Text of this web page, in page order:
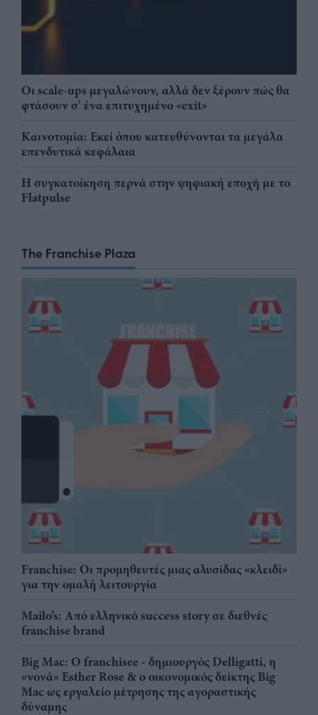
Οι scale-ups μεγαλώνουν, αλλά δεν ξέρουν πώς θα
φτάσουν σ' ένα επιτυχημένο «exit»
Καινοτομία: Εκεί όπου κατευθύνονται τα μεγάλα
επενδυτικά κεφάλαια
Η συγκατοίκηση περνά στην ψηφιακή εποχή με το
Flatpulse
The Franchise Plaza
Franchise: Οι προμηθευτές μιας αλυσίδας «κλειδί»
για την ομαλή λειτουργία
Mailo’s: Από ελληνικό success story σε διεθνές
franchise brand
Big Mac: Ο franchisee - δημιουργός Delligatti, η
«νονά» Esther Rose & ο οικονομικός δείκτης Big
Mac ως εργαλείο μέτρησης της αγοραστικής
δύναμης